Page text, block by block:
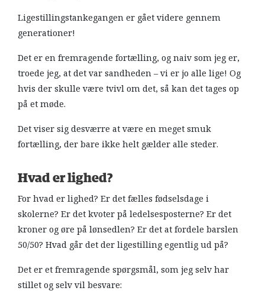
Ligestillingstankegangen er gået videre gennem
generationer!
Det er en fremragende fortælling, og naiv som jeg er,
troede jeg, at det var sandheden – vi er jo alle lige! Og
hvis der skulle være tvivl om det, så kan det tages op
på et møde.
Det viser sig desværre at være en meget smuk
fortælling, der bare ikke helt gælder alle steder.
Hvad er lighed?
For hvad er lighed? Er det fælles fødselsdage i
skolerne? Er det kvoter på ledelsesposterne? Er det
kroner og øre på lønsedlen? Er det at fordele barslen
50/50? Hvad går det der ligestilling egentlig ud på?
Det er et fremragende spørgsmål, som jeg selv har
stillet og selv vil besvare: